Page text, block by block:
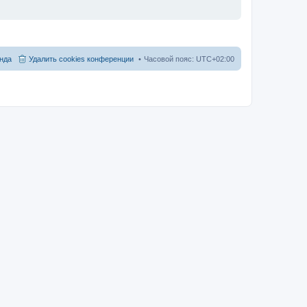
Часовой пояс: UTC+02:00
Удалить cookies конференции